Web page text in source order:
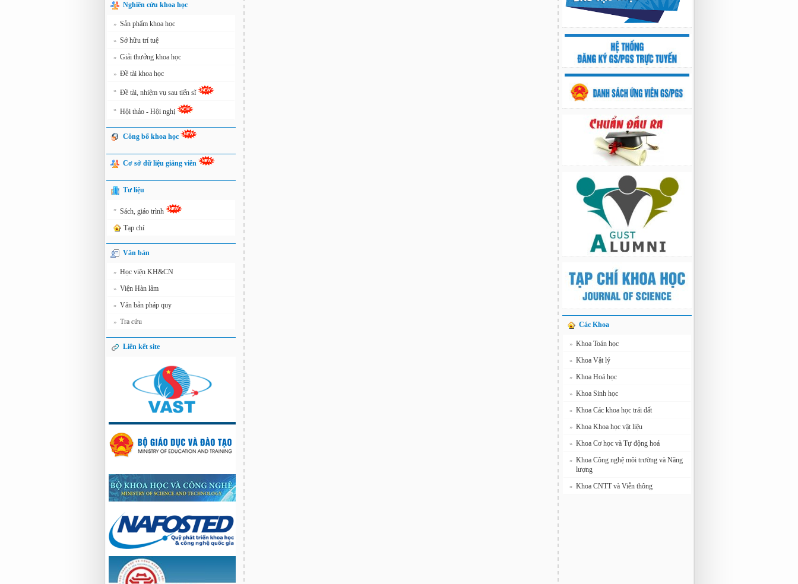
Nghiên cứu khoa học
» Sản phẩm khoa học
» Sở hữu trí tuệ
» Giải thưởng khoa học
» Đề tài khoa học
» Đề tài, nhiệm vụ sau tiến sĩ
» Hội thảo - Hội nghị
Công bố khoa học
Cơ sở dữ liệu giảng viên
Tư liệu
» Sách, giáo trình
Tạp chí
Văn bản
» Học viện KH&CN
» Viện Hàn lâm
» Văn bản pháp quy
» Tra cứu
Liên kết site
Các Khoa
» Khoa Toán học
» Khoa Vật lý
» Khoa Hoá học
» Khoa Sinh học
» Khoa Các khoa học trái đất
» Khoa Khoa học vật liệu
» Khoa Cơ học và Tự động hoá
» Khoa Công nghệ môi trường và Năng
lượng
» Khoa CNTT và Viễn thông